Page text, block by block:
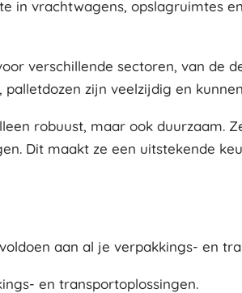
in vrachtwagens, opslagruimtes
verschillende sectoren, van de
zijn veelzijdig en
robuust, maar ook
Dit maakt ze een uitstekende
aan al je verpakkings- en
en transportoplossingen.